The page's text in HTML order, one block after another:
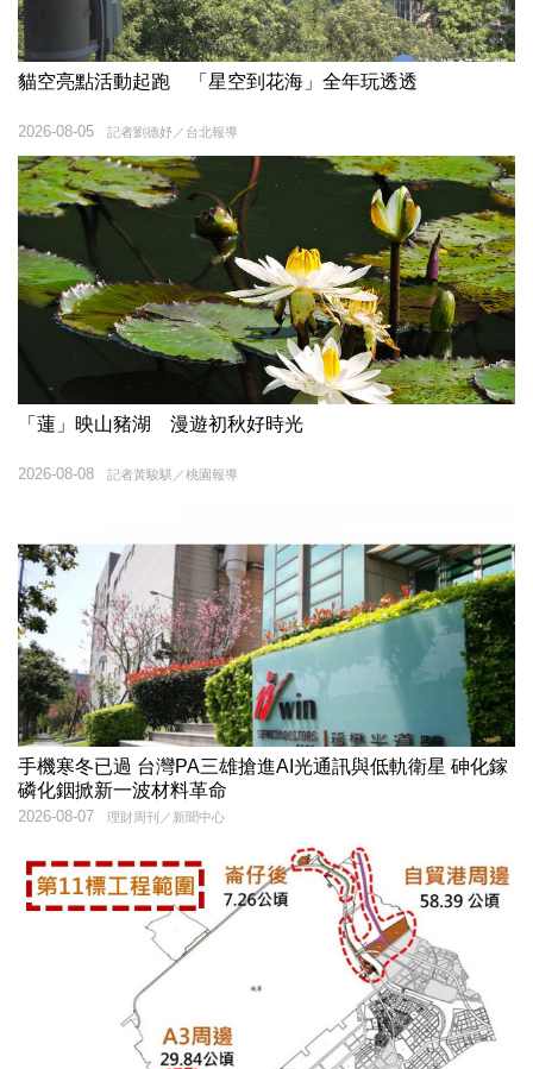
貓空亮點活動起跑 「星空到花海」全年玩透透
記者劉德妤／台北報導
2026-08-05
「蓮」映山豬湖 漫遊初秋好時光
記者黃駿騏／桃園報導
2026-08-08
手機寒冬已過 台灣PA三雄搶進AI光通訊與低軌衛星 砷化鎵
磷化銦掀新一波材料革命
理財周刊／新聞中心
2026-08-07